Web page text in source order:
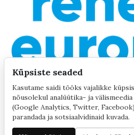
©2020 by Yana Toom
Küpsiste seaded
Kasutame saidi tööks vajalikke
nõusolekul analüütika- ja
(Google Analytics, Twitter,
parandada ja sotsiaalvidinaid kuvada.